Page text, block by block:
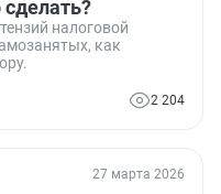
налоговой
как
2 204
27 марта 2026